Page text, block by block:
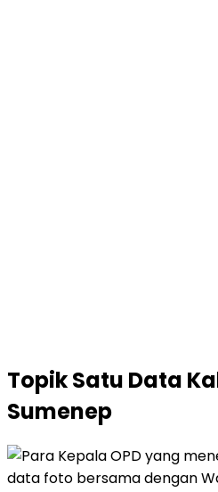
TopikSatu Data
Sumenep